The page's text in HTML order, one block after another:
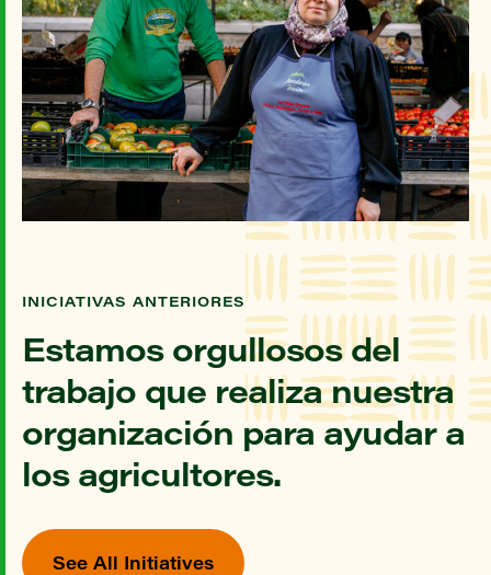
INICIATIVAS ANTERIORES
Estamos orgullosos del
trabajo que realiza nuestra
organización para ayudar a
los agricultores.
See All Initiatives